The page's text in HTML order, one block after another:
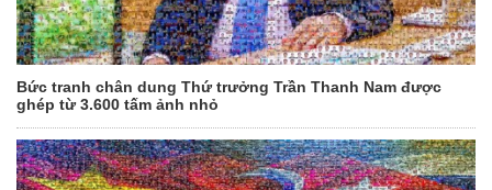
Bức tranh chân dung Thứ trưởng Trần Thanh Nam được
ghép từ 3.600 tấm ảnh nhỏ